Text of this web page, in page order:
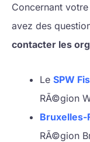
Concernant
avez des
contacter les
Le SPW
RÃ©gion
RÃ©gion